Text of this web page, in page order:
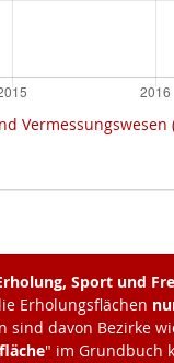
Vermessungswesen
Sport und
Erholungsflächen
davon Bezirke
" im Grundbuch